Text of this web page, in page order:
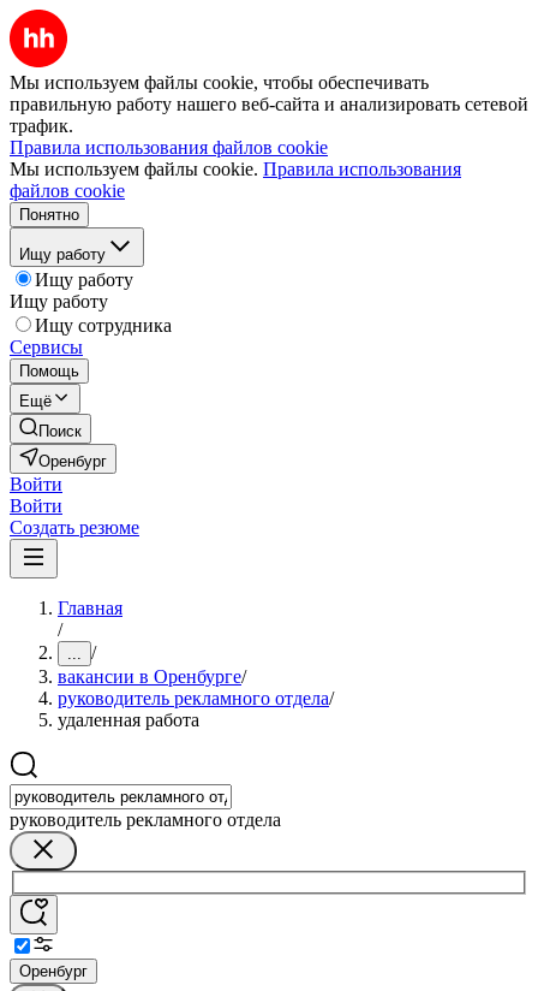
Мы используем файлы cookie, чтобы обеспечивать
правильную работу нашего веб-сайта и анализировать сетевой
трафик.
Правила использования файлов cookie
Мы используем файлы cookie. Правила использования
файлов cookie
Понятно
Ищу работу
Ищу работу
Ищу работу
Ищу сотрудника
Сервисы
Помощь
Ещё
Поиск
Оренбург
Войти
Войти
Создать резюме
Главная
/
... /
вакансии в Оренбурге/
руководитель рекламного отдела/
удаленная работа
руководитель рекламного отдела
Оренбург